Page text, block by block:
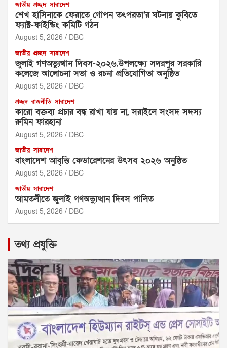
জাতীয় প্রচ্ছদ সারাদেশ
শেখ হাসিনাকে ফেরাতে গোপন তৎপরতা’র ঘটনায় কুবিতে
ফ্যাক্ট-ফাইন্ডিং কমিটি গঠন
August 5, 2026 DBC
জাতীয় প্রচ্ছদ সারাদেশ
জুলাই গণঅভ্যুত্থান দিবস-২০২৬,উপলক্ষ্যে সদরপুর সরকারি
কলেজে আলোচনা সভা ও রচনা প্রতিযোগিতা অনুষ্ঠিত
August 5, 2026 DBC
প্রচ্ছদ রাজনীতি সারাদেশ
‎কারো বক্তব্য প্রচার বন্ধ রাখা যায় না, সরাইলে সংসদ সদস্য
রুমিন ফারহানা ‎ ‎
August 5, 2026 DBC
জাতীয় সারাদেশ
বাংলাদেশ আবৃত্তি ফেডারেশনের উৎসব ২০২৬ অনুষ্ঠিত
August 5, 2026 DBC
জাতীয় সারাদেশ
আমতলীতে জুলাই গণঅভ্যুত্থান দিবস পালিত
August 5, 2026 DBC
তথ্য প্রযুক্তি